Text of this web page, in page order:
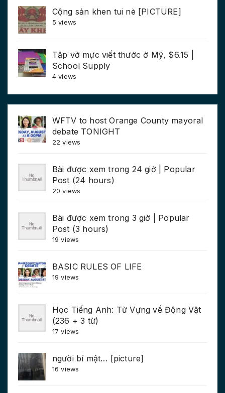
Cộng sản khen tui nè [PICTURE]
5 views
Tập vở mực viết thước ở Mỹ, $6.15 |
School Supply
4 views
WFTV to host Orange County mayoral
debate TONIGHT
22 views
Bài được xem trong 24 giờ | Popular
Post (24 hours)
20 views
Bài được xem trong 3 giờ | Popular
Post (3 hours)
19 views
BASIC RULES OF LIFE
19 views
Học Tiếng Anh: Từ Vựng về Động Vật
(236 + 3 từ)
17 views
người bí mật… [picture]
16 views